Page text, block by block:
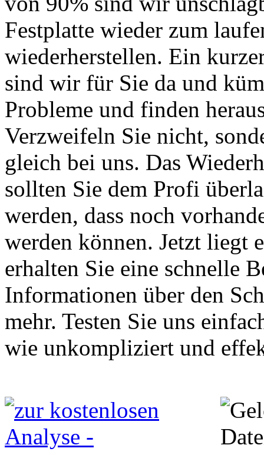
Festplatte wieder zum
wiederherstellen. Ein
sind wir für Sie da und
Probleme und finden
Verzweifeln Sie nicht,
gleich bei uns. Das
sollten Sie dem Profi
werden, dass noch
werden können. Jetzt liegt
erhalten Sie eine schnelle
Informationen über den
mehr. Testen Sie uns
wie unkompliziert und